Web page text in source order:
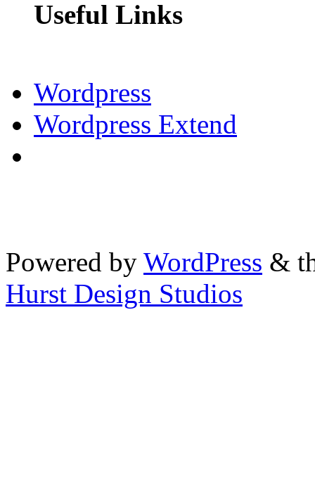
Useful Links
Wordpress
Wordpress Extend
Powered by WordPress &
Hurst Design Studios